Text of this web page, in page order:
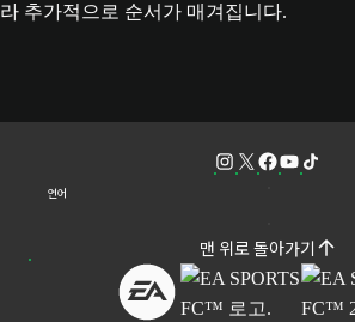
라 추가적으로 순서가 매겨집니다.
언어
맨 위로 돌아가기